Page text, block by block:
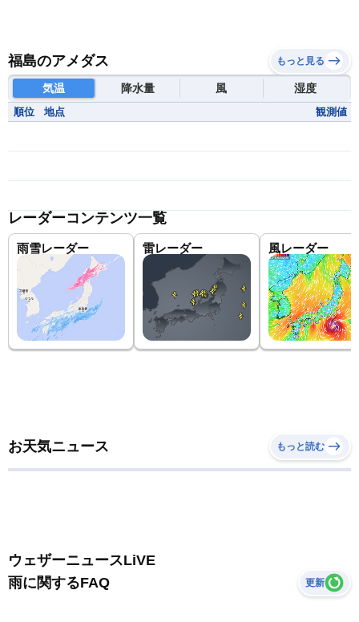
福島のアメダス もっと見る
気温 降水量 風 湿度
順位 地点 観測値
レーダーコンテンツ一覧
雨雪レーダー 雷レーダー 風レーダー
お天気ニュース もっと読む
ウェザーニュースLiVE
雨に関するFAQ
更新